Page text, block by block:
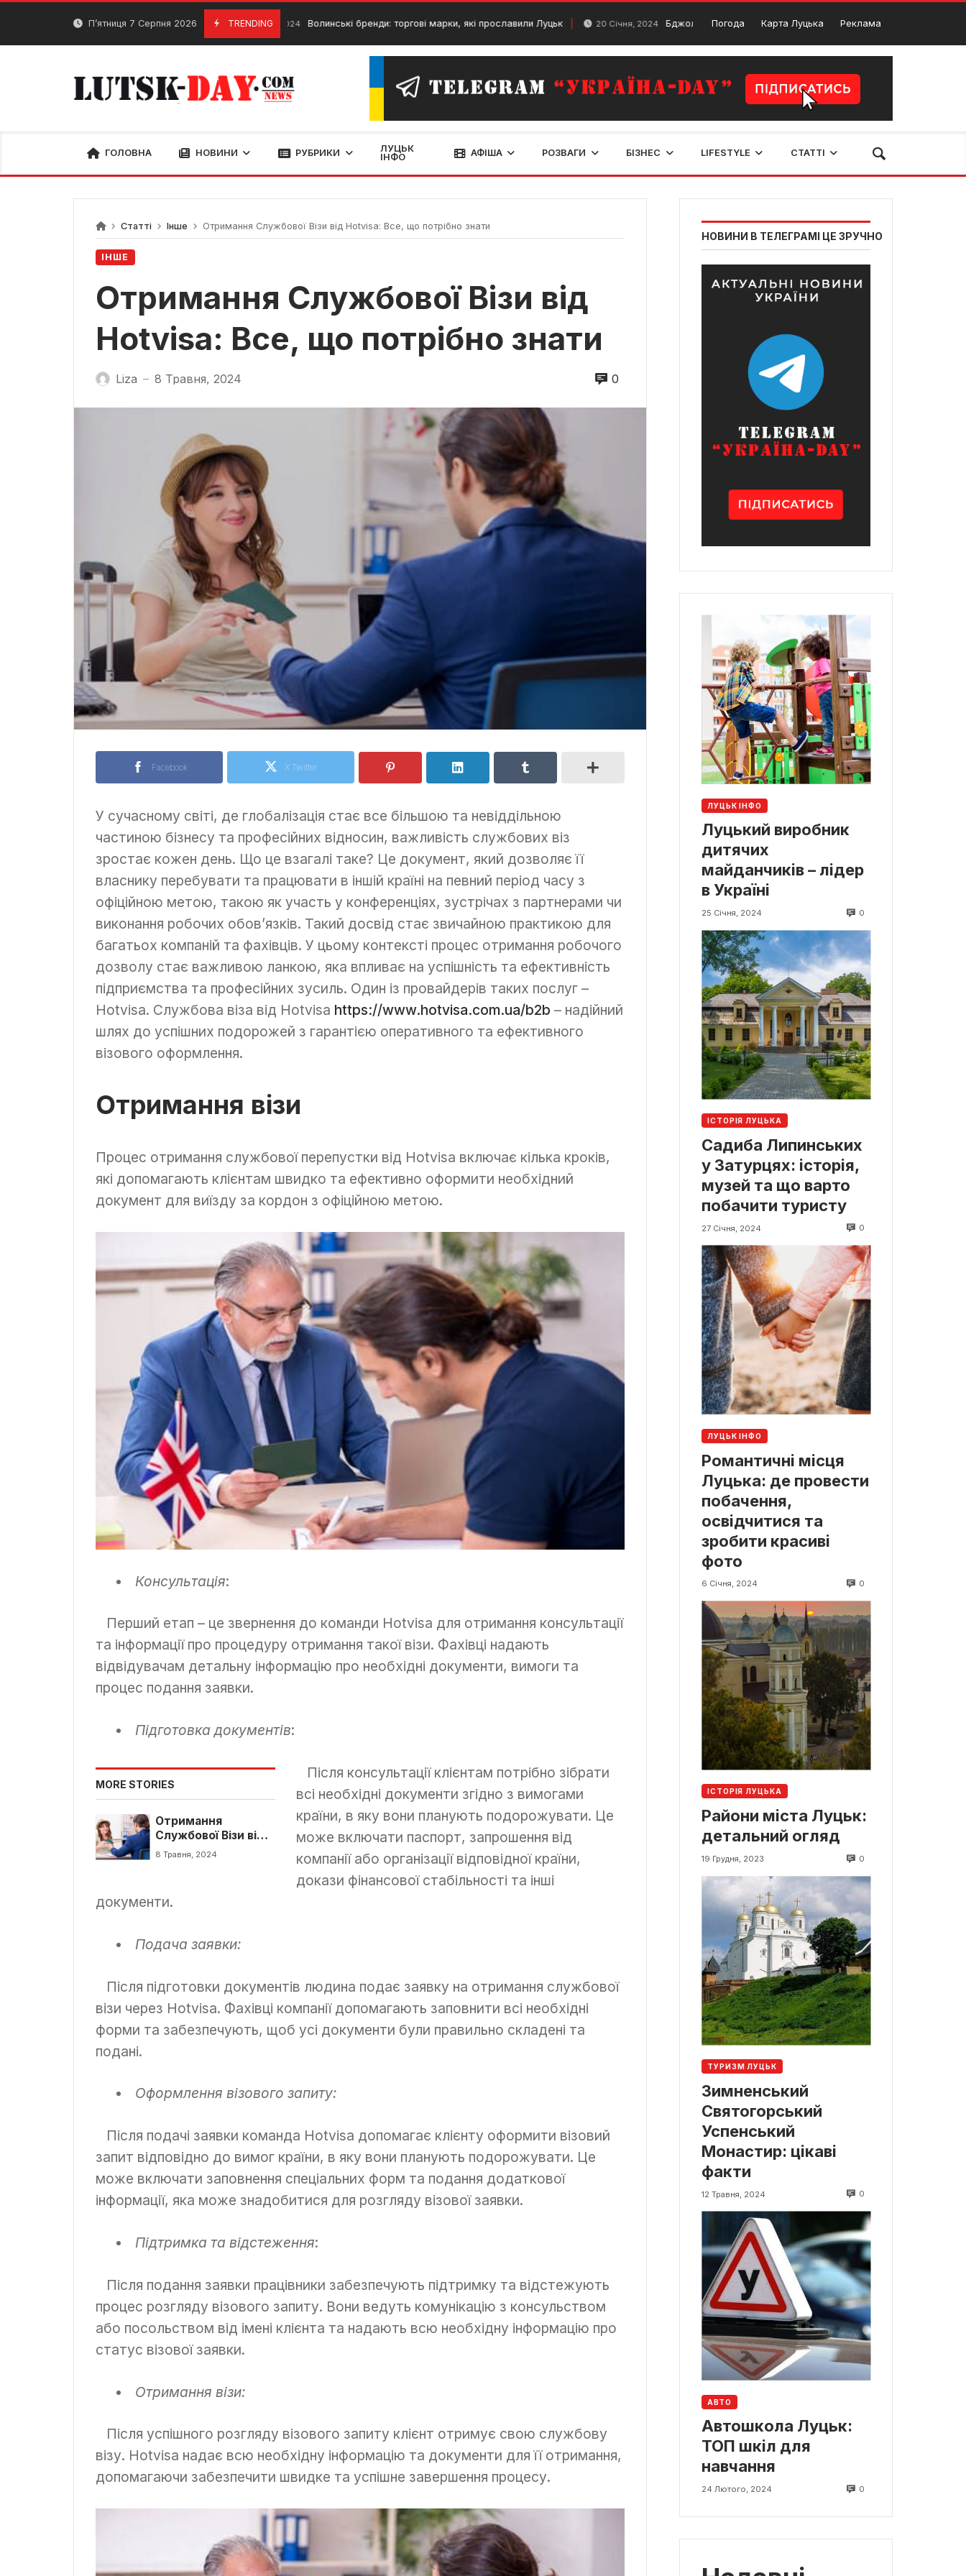
Skip
П’ятниця 7 Серпня 2026 TRENDING
27 Лютого, 2024 Волинські бренди: торгові марки, які прославили Луцьк 20 Січня, 2024 Бджоляр: Шпигунський бойовик у кінотеатрах Луцька
Погода Карта Луцька Реклама
ГОЛОВНА НОВИНИ РУБРИКИ
ЛУЦЬК
ІНФО
АФІША РОЗВАГИ БІЗНЕС LIFESTYLE СТАТТІ
Статті Інше Отримання Службової Візи від Hotvisa: Все, що потрібно знати
ІНШЕ
Отримання Службової Візи від
Hotvisa: Все, що потрібно знати
Liza — 8 Травня, 2024 0
Facebook X Twitter
У сучасному світі, де глобалізація стає все більшою та невіддільною
частиною бізнесу та професійних відносин, важливість службових віз
зростає кожен день. Що це взагалі таке? Це документ, який дозволяє її
власнику перебувати та працювати в іншій країні на певний період часу з
офіційною метою, такою як участь у конференціях, зустрічах з партнерами чи
виконання робочих обов’язків. Такий досвід стає звичайною практикою для
багатьох компаній та фахівців. У цьому контексті процес отримання робочого
дозволу стає важливою ланкою, яка впливає на успішність та ефективність
підприємства та професійних зусиль. Один із провайдерів таких послуг –
Hotvisa. Службова віза від Hotvisa https://www.hotvisa.com.ua/b2b – надійний
шлях до успішних подорожей з гарантією оперативного та ефективного
візового оформлення.
Отримання візи
Процес отримання службової перепустки від Hotvisa включає кілька кроків,
які допомагають клієнтам швидко та ефективно оформити необхідний
документ для виїзду за кордон з офіційною метою.
Консультація:
Перший етап – це звернення до команди Hotvisa для отримання консультації
та інформації про процедуру отримання такої візи. Фахівці надають
відвідувачам детальну інформацію про необхідні документи, вимоги та
процес подання заявки.
Підготовка документів:
MORE STORIES
Отримання
Службової Візи від
Hotvisa: Все, що
8 Травня, 2024
Після консультації клієнтам потрібно зібрати
всі необхідні документи згідно з вимогами
країни, в яку вони планують подорожувати. Це
може включати паспорт, запрошення від
компанії або організації відповідної країни,
докази фінансової стабільності та інші
документи.
Подача заявки:
Після підготовки документів людина подає заявку на отримання службової
візи через Hotvisa. Фахівці компанії допомагають заповнити всі необхідні
форми та забезпечують, щоб усі документи були правильно складені та
подані.
Оформлення візового запиту:
Після подачі заявки команда Hotvisa допомагає клієнту оформити візовий
запит відповідно до вимог країни, в яку вони планують подорожувати. Це
може включати заповнення спеціальних форм та подання додаткової
інформації, яка може знадобитися для розгляду візової заявки.
Підтримка та відстеження:
Після подання заявки працівники забезпечують підтримку та відстежують
процес розгляду візового запиту. Вони ведуть комунікацію з консульством
або посольством від імені клієнта та надають всю необхідну інформацію про
статус візової заявки.
Отримання візи:
Після успішного розгляду візового запиту клієнт отримує свою службову
візу. Hotvisa надає всю необхідну інформацію та документи для її отримання,
допомагаючи забезпечити швидке та успішне завершення процесу.
НОВИНИ В ТЕЛЕГРАМІ ЦЕ ЗРУЧНО
ЛУЦЬК ІНФО
Луцький виробник
дитячих
майданчиків – лідер
в Україні
25 Січня, 2024 0
ІСТОРІЯ ЛУЦЬКА
Садиба Липинських
у Затурцях: історія,
музей та що варто
побачити туристу
27 Січня, 2024 0
ЛУЦЬК ІНФО
Романтичні місця
Луцька: де провести
побачення,
освідчитися та
зробити красиві
фото
6 Січня, 2024 0
ІСТОРІЯ ЛУЦЬКА
Райони міста Луцьк:
детальний огляд
19 Грудня, 2023 0
ТУРИЗМ ЛУЦЬК
Зимненський
Святогорський
Успенський
Монастир: цікаві
факти
12 Травня, 2024 0
АВТО
Автошкола Луцьк:
ТОП шкіл для
навчання
24 Лютого, 2024 0